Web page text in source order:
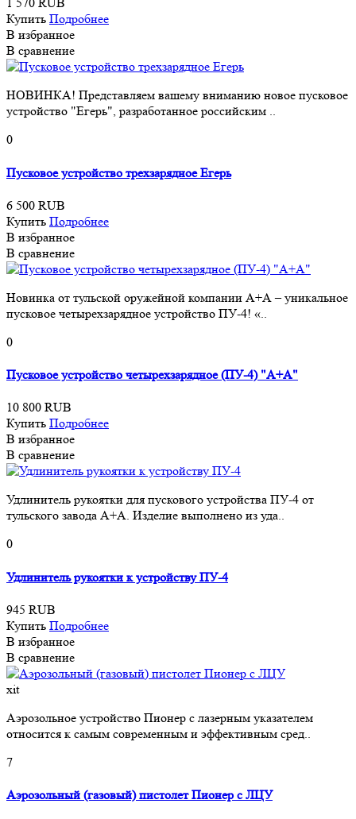
Купить Подробнее
В избранное
В сравнение
НОВИНКА! Представляем вашему вниманию новое пусковое
устройство "Егерь", разработанное российским ..
0
Пусковое устройство трехзарядное Егерь
6 500 RUB
Купить Подробнее
В избранное
В сравнение
Новинка от тульской оружейной компании А+А – уникальное
пусковое четырехзарядное устройство ПУ-4! «..
0
Пусковое устройство четырехзарядное (ПУ-4) "А+А"
10 800 RUB
Купить Подробнее
В избранное
В сравнение
Удлинитель рукоятки для пускового устройства ПУ-4 от
тульского завода А+А. Изделие выполнено из уда..
0
Удлинитель рукоятки к устройству ПУ-4
945 RUB
Купить Подробнее
В избранное
В сравнение
xit
Аэрозольное устройство Пионер с лазерным указателем
относится к самым современным и эффективным сред..
7
Аэрозольный (газовый) пистолет Пионер с ЛЦУ